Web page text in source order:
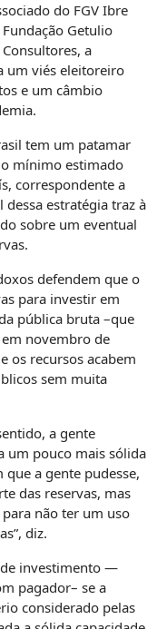
do FGV Ibre
Getulio
a
um viés eleitoreiro
e um câmbio
tem um patamar
mínimo estimado
correspondente a
dessa estratégia traz à
sobre um eventual
defendem que o
para investir em
pública bruta –que
novembro de
os recursos acabem
sem muita
a gente
um pouco mais sólida
a gente pudesse,
das reservas, mas
não ter um uso
diz.
investimento —
pagador– se a
considerado pelas